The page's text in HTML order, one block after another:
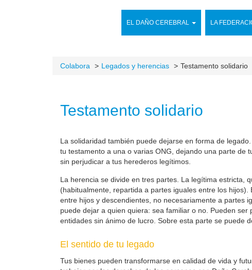
EL DAÑO CEREBRAL LA
Colabora Legados y herencias Testamento solidario
Testamento solidario
La solidaridad también puede dejarse en forma de
tu testamento a una o varias ONG, dejando una parte de
sin perjudicar a tus herederos legítimos.
La herencia se divide en tres partes. La legítima estricta,
(habitualmente, repartida a partes iguales entre los
entre hijos y descendientes, no necesariamente a partes
puede dejar a quien quiera: sea familiar o no. Pueden
entidades sin ánimo de lucro. Sobre esta parte se puede
El sentido de tu legado
Tus bienes pueden transformarse en calidad de vida y